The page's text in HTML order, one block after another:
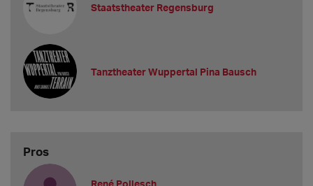
Staatstheater Regensburg
Tanztheater Wuppertal Pina Bausch
Pros
René Pollesch